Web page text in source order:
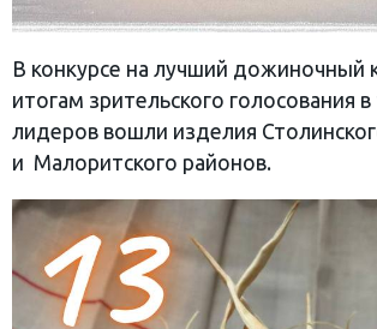
В конкурсе на лучший дожиночный
итогам зрительского голосования
лидеров вошли изделия
и Малоритского районов.